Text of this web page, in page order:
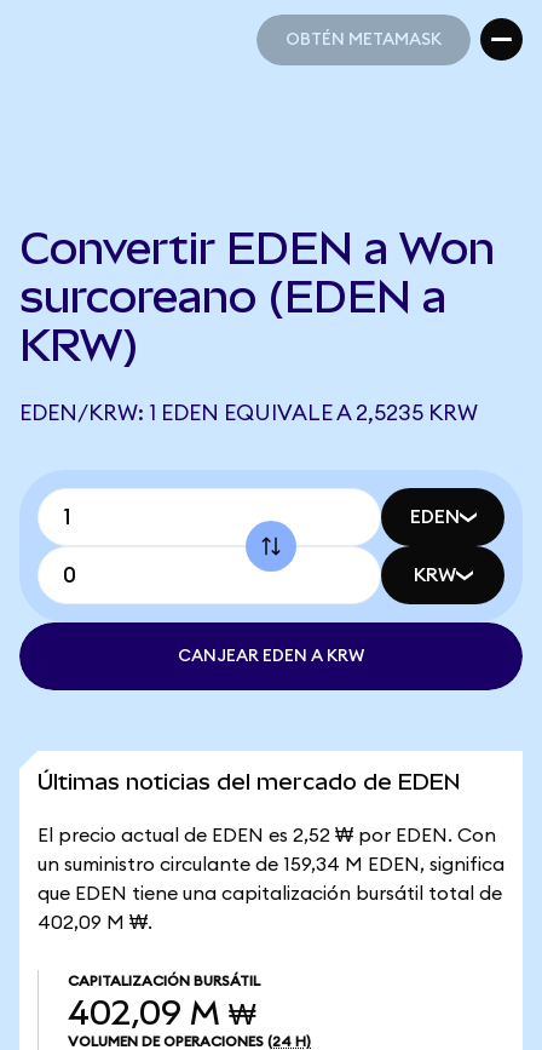
OBTÉN METAMASK
Convertir EDEN a Won
surcoreano (EDEN a
KRW)
EDEN/KRW: 1 EDEN EQUIVALE A 2,5235 KRW
EDEN
KRW
CANJEAR EDEN A KRW
Últimas noticias del mercado de EDEN
El precio actual de EDEN es 2,52 ₩ por EDEN. Con
un suministro circulante de 159,34 M EDEN, significa
que EDEN tiene una capitalización bursátil total de
402,09 M ₩.
CAPITALIZACIÓN BURSÁTIL
402,09 M ₩
VOLUMEN DE OPERACIONES (24 H)